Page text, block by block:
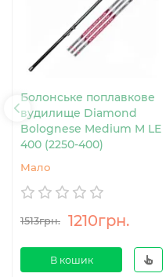
Болонське поплавкове
вудилище Diamond
Bolognese Medium M LE
400 (2250-400)
Мало
1513грн. 1210грн.
В кошик